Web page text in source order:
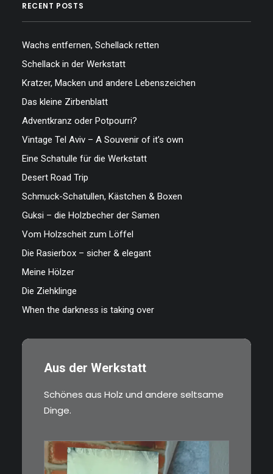
RECENT POSTS
Wachs entfernen, Schellack retten
Schellack in der Werkstatt
Kratzer, Macken und andere Lebenszeichen
Das kleine Zirbenblatt
Adventkranz oder Potpourri?
Vintage Tel Aviv – A Souvenir of it’s own
Eine Schatulle für die Werkstatt
Desert Road Trip
Schmuck-Schatullen, Kästchen & Boxen
Guksi – die Holzbecher der Samen
Vom Holzscheit zum Löffel
Die Rasierbox – sicher & elegant
Meine Hölzer
Die Ziehklinge
When the darkness is taking over
Aus der Werkstatt
Schönes aus Holz und andere seltsame
Dinge.